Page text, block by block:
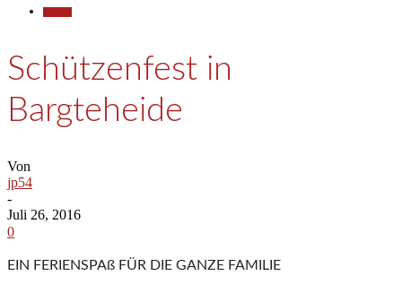
Schützenfest in
Bargteheide
Von
jp54
-
Juli 26, 2016
0
EIN FERIENSPAß FÜR DIE GANZE FAMILIE